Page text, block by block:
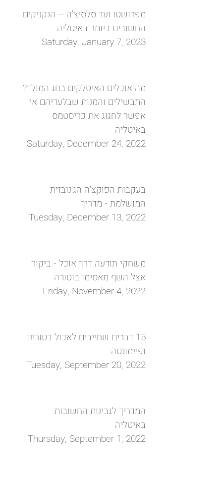
מפרושטו ועד סלסיצ'ה – הנקניקים
החשובים ביותר באיטליה
Saturday, January 7, 2023
מה אוכלים האיטלקים בחג המולד?
התבשילים והמנות שבלעדיהם אי
אפשר לחגוג את כריסטמס
באיטליה
Saturday, December 24, 2022
בעקבות הפוקצ'ה הג'נובזית
המושלמת - מדריך
Tuesday, December 13, 2022
משחקי תודעה דרך אוכל - ביקור
אצל השף מאסימו בוטורה
Friday, November 4, 2022
15 דברים שחייבים לאכול בטורינו
ופיימונטה
Tuesday, September 20, 2022
המדריך לגבינות החשובות
באיטליה
Thursday, September 1, 2022